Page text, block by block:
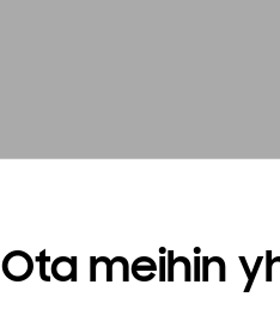
Ota meihin